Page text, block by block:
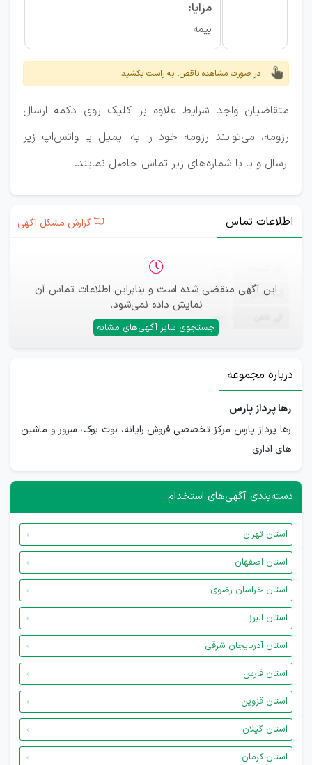
مزایا:
بیمه
در صورت مشاهده ناقص، به راست بکشید
متقاضیان واجد شرایط علاوه بر کلیک روی دکمه ارسال
رزومه، می‌توانند رزومه خود را به ایمیل یا واتس‌اپ زیر
ارسال و یا با شماره‌های زیر تماس حاصل نمایند.
اطلاعات تماس گزارش مشکل آگهی
این آگهی منقضی شده است و بنابراین اطلاعات تماس آن
نمایش داده نمی‌شود.
جستجوی سایر آگهی‌های مشابه
ایمیل —
—
درباره مجموعه
رها پرداز پارس
رها پرداز پارس مرکز تخصصی فروش رایانه، نوت بوک، سرور و ماشین
های اداری
دسته‌بندی آگهی‌های استخدام
استان تهران
استان اصفهان
استان خراسان رضوی
استان البرز
استان آذربایجان شرقی
استان فارس
استان قزوین
استان گیلان
استان کرمان